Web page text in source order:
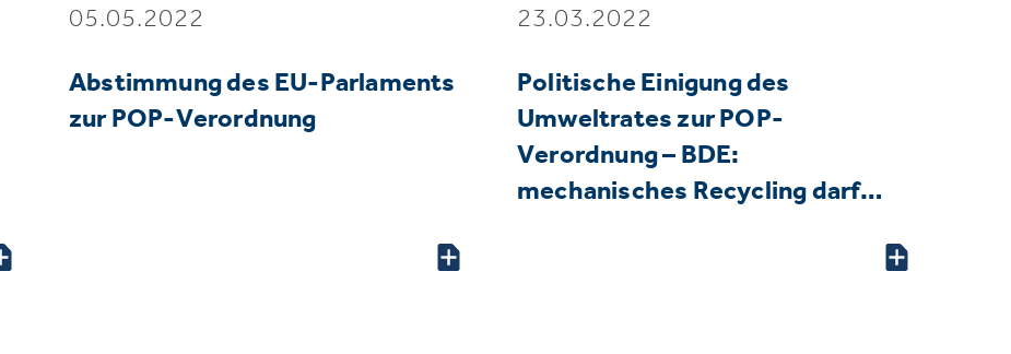
05.05.2022
Abstimmung des EU-Parlaments
zur POP-Verordnung
23.03.2022
Politische Einigung des
Umweltrates zur POP-
Verordnung – BDE:
mechanisches Recycling darf…